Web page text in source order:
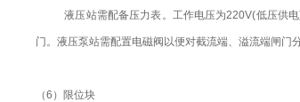
液压站需配备压力表。工作电压为220V(低压供
门。液压泵站需配置电磁阀以便对截流端、溢流端闸门
（6）限位块